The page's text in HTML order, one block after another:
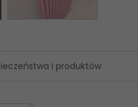
i produktów